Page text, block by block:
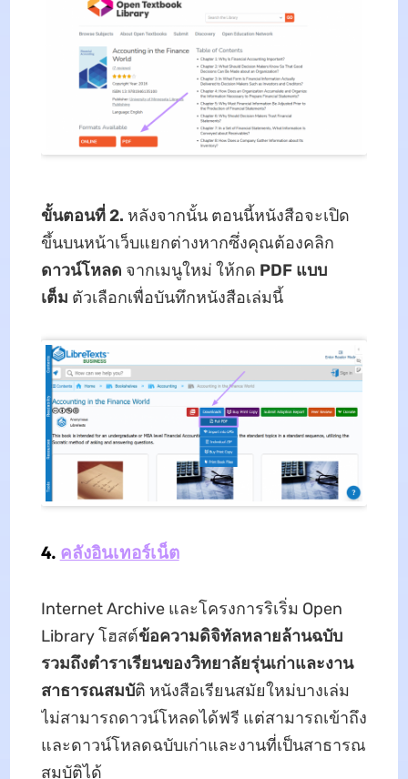
ขั้นตอนที่ 2. หลังจากนั้น ตอนนี้หนังสือจะเปิด
ขึ้นบนหน้าเว็บแยกต่างหากซึ่งคุณต้องคลิก
ดาวน์โหลด จากเมนูใหม่ ให้กด PDF แบบ
เต็ม ตัวเลือกเพื่อบันทึกหนังสือเล่มนี้
4. คลังอินเทอร์เน็ต
Internet Archive และโครงการริเริ่ม Open
Library โฮสต์ข้อความดิจิทัลหลายล้านฉบับ
รวมถึงตําราเรียนของวิทยาลัยรุ่นเก่าและงาน
สาธารณสมบัติ หนังสือเรียนสมัยใหม่บางเล่ม
ไม่สามารถดาวน์โหลดได้ฟรี แต่สามารถเข้าถึง
และดาวน์โหลดฉบับเก่าและงานที่เป็นสาธารณ
สมบัติได้